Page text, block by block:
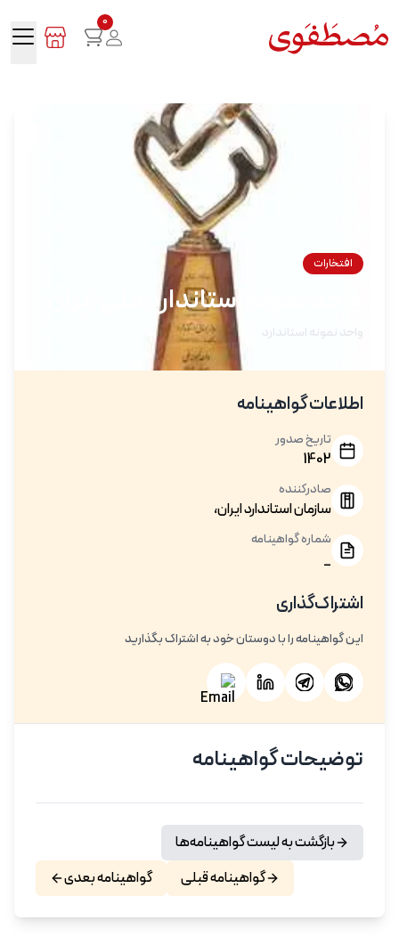
0
افتخارات
واحد نمونه استاندارد ملی ایران
واحد نمونه استاندارد
اطلاعات گواهینامه
تاریخ صدور
1402
صادرکننده
سازمان استاندارد ایران،
شماره گواهینامه
_
اشتراک‌گذاری
این گواهینامه را با دوستان خود به اشتراک بگذارید
توضیحات گواهینامه
بازگشت به لیست گواهینامه‌ها
گواهینامه قبلی
گواهینامه بعدی